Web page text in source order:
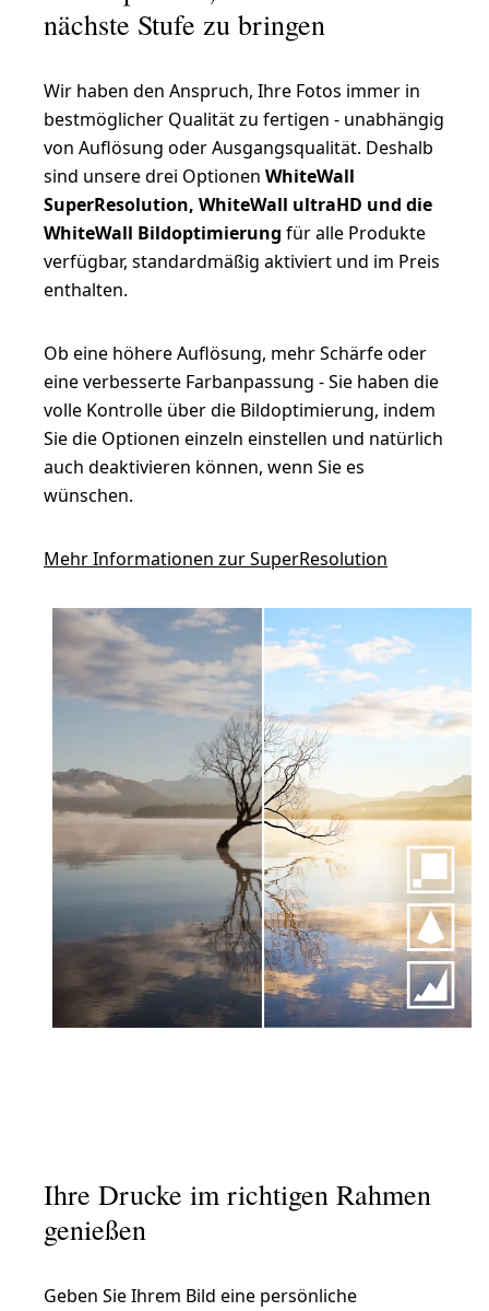
nächste Stufe zu bringen
Wir haben den Anspruch, Ihre Fotos immer in
bestmöglicher Qualität zu fertigen - unabhängig
von Auflösung oder Ausgangsqualität. Deshalb
sind unsere drei Optionen WhiteWall
SuperResolution, WhiteWall ultraHD und die
WhiteWall Bildoptimierung für alle Produkte
verfügbar, standardmäßig aktiviert und im Preis
enthalten.
Ob eine höhere Auflösung, mehr Schärfe oder
eine verbesserte Farbanpassung - Sie haben die
volle Kontrolle über die Bildoptimierung, indem
Sie die Optionen einzeln einstellen und natürlich
auch deaktivieren können, wenn Sie es
wünschen.
Mehr Informationen zur SuperResolution
Ihre Drucke im richtigen Rahmen
genießen
Geben Sie Ihrem Bild eine persönliche